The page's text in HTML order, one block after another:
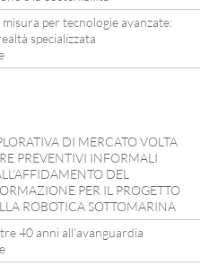
per tecnologie avanzate:
specializzata
DI MERCATO VOLTA
PREVENTIVI INFORMALI
DEL
PER IL PROGETTO
ROBOTICA SOTTOMARINA
40 anni all’avanguardia